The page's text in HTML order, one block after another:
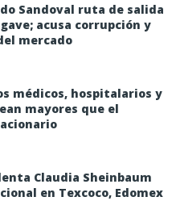
Sandoval ruta de salida
acusa corrupción y
mercado
médicos, hospitalarios y
mayores que el
Claudia Sheinbaum
en Texcoco, Edomex